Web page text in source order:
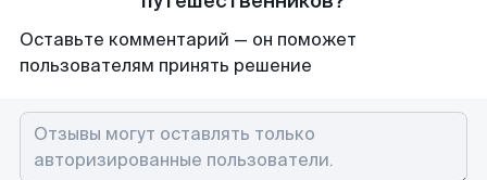
Оставьте комментарий — он поможет
пользователям принять решение